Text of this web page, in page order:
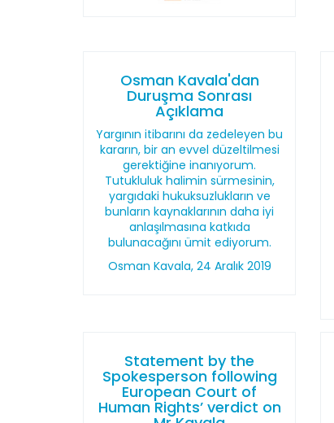
Osman Kavala'dan
Duruşma Sonrası
Açıklama
Yargının itibarını da zedeleyen bu
kararın, bir an evvel düzeltilmesi
gerektiğine inanıyorum.
Tutukluluk halimin sürmesinin,
yargıdaki hukuksuzlukların ve
bunların kaynaklarının daha iyi
anlaşılmasına katkıda
bulunacağını ümit ediyorum.
Osman Kavala, 24 Aralık 2019
Statement by the
Spokesperson following
European Court of
Human Rights’ verdict on